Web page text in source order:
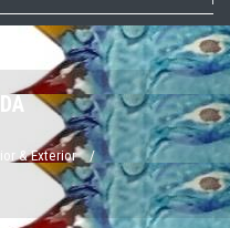
& Exterior /